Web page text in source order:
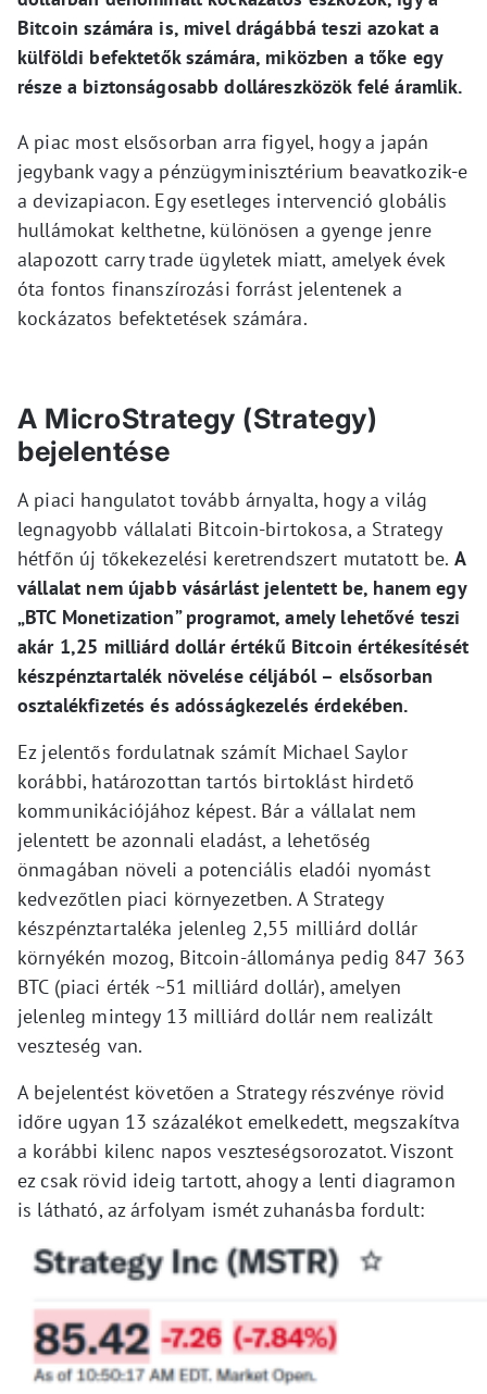
Bitcoin számára is, mivel drágábbá teszi azokat a
külföldi befektetők számára, miközben a tőke egy
része a biztonságosabb dolláreszközök felé áramlik.
A piac most elsősorban arra figyel, hogy a japán
jegybank vagy a pénzügyminisztérium beavatkozik-e
a devizapiacon. Egy esetleges intervenció globális
hullámokat kelthetne, különösen a gyenge jenre
alapozott carry trade ügyletek miatt, amelyek évek
óta fontos finanszírozási forrást jelentenek a
kockázatos befektetések számára.
A MicroStrategy (Strategy)
bejelentése
A piaci hangulatot tovább árnyalta, hogy a világ
legnagyobb vállalati Bitcoin-birtokosa, a Strategy
hétfőn új tőkekezelési keretrendszert mutatott be. A
vállalat nem újabb vásárlást jelentett be, hanem egy
„BTC Monetization” programot, amely lehetővé teszi
akár 1,25 milliárd dollár értékű Bitcoin értékesítését
készpénztartalék növelése céljából – elsősorban
osztalékfizetés és adósságkezelés érdekében.
Ez jelentős fordulatnak számít Michael Saylor
korábbi, határozottan tartós birtoklást hirdető
kommunikációjához képest. Bár a vállalat nem
jelentett be azonnali eladást, a lehetőség
önmagában növeli a potenciális eladói nyomást
kedvezőtlen piaci környezetben. A Strategy
készpénztartaléka jelenleg 2,55 milliárd dollár
környékén mozog, Bitcoin-állománya pedig 847 363
BTC (piaci érték ~51 milliárd dollár), amelyen
jelenleg mintegy 13 milliárd dollár nem realizált
veszteség van.
A bejelentést követően a Strategy részvénye rövid
időre ugyan 13 százalékot emelkedett, megszakítva
a korábbi kilenc napos veszteségsorozatot. Viszont
ez csak rövid ideig tartott, ahogy a lenti diagramon
is látható, az árfolyam ismét zuhanásba fordult: